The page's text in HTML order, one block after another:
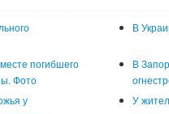
В
погибшего
Фото
В
у
У